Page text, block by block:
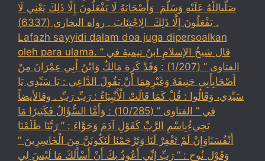
‏صَلَّىاللَّهُ عَلَيْهِ وَسَلَّمَ ‏ ‏وَأَصْحَابَهُ لَا يَفْعَلُونَ إِلَّا ذَلِكَ ‏‏يَعْنِي لَا
يَفْعَلُونَ إِلَّا ذَلِكَ ‏ ‏الِاجْتِنَابَ . رواه البخاري (6337) .
Lafazh sayyidi dalam doa juga dipersoalkan
oleh para ulama. قال شيخُ الإسلامِ ابنُ تيميةَ في ”
الفتاوى ” (1/207) : وَقَدْ كَرِهَ مَالِكٌ وَابْنُ أَبِي عِمْرَانَ مِنْ
أَصْحَابِأَبِي حَنِيفَةَ وَغَيْرِهِمَا أَنْ يَقُولَ الدَّاعِي : يَا سَيِّدِي يَا
سَيِّدِي، وَقَالُوا : قُلْ كَمَا قَالَتْ الْأَنْبِيَاءُ : رَبِّ رَبِّ . وقالأيضاً
في ” الفتاوى ” (10/285) : وَأَمَّا السُّؤَالُ فَكَثِيرًا مَا
يَجِيءُبِاسْمِ الرَّبِّ كَقَوْلِ آدَمَ وَحَوَّاءَ : ” رَبَّنَا ظَلَمْنَا
أَنْفُسَنَاوَإِنْ لَمْ تَغْفِرْ لَنَا وَتَرْحَمْنَا لَنَكُونَنَّ مِنَ الْخَاسِرِينَ ”
وَقَوْلِ نُوحٍ : ” رَبِّ إنِّي أَعُوذُ بِكَ أَنْ أَسْأَلَكَ مَا لَيْسَ لِي